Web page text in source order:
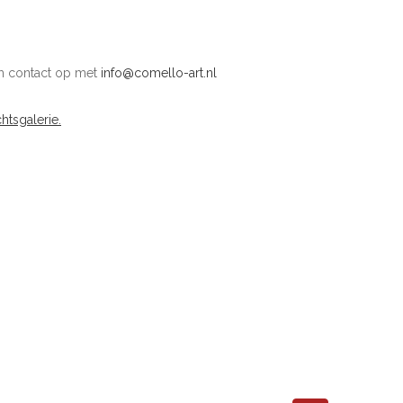
contact op met info@comello-art.nl